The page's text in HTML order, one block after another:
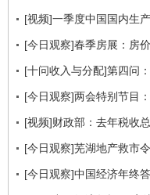
[视频]一季度中国国内生
[今日观察]春季房展：房
[十问收入与分配]第四问
[今日观察]两会特别节目
[视频]财政部：去年税收
[今日观察]芜湖地产救市
[今日观察]中国经济年终